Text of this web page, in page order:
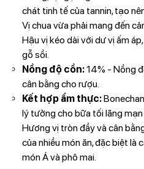
chát tinh tế của tannin, tạo
Vị chua vừa phải mang đến
Hậu vị kéo dài với dư vị ấm
gỗ sồi.
Nồng độ cồn:14% - Nồng
cân bằng cho rượu.
Kết hợp ẩm thực:
lý tưởng cho bữa tối lãng
Hương vị tròn đầy và cân
của nhiều món ăn, đặc biệt là
món Á và phô mai.